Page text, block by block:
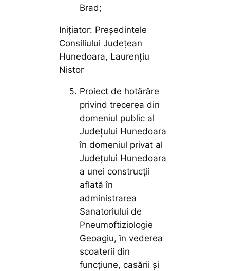
Brad;
Inițiator: Președintele
Consiliului Județean
Hunedoara, Laurențiu
Nistor
Proiect de hotărâre
privind trecerea din
domeniul public al
Județului Hunedoara
în domeniul privat al
Județului Hunedoara
a unei construcții
aflată în
administrarea
Sanatoriului de
Pneumoftiziologie
Geoagiu, în vederea
scoaterii din
funcțiune, casării și